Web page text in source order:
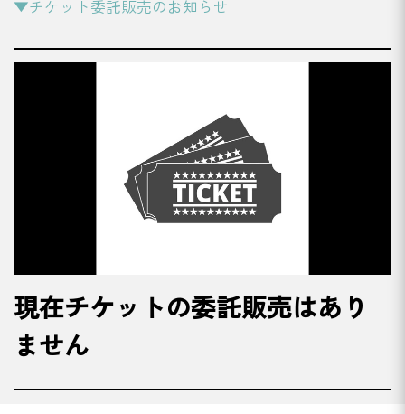
▼チケット委託販売のお知らせ
現在チケットの委託販売はあり
ません